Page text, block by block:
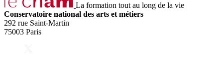
La formation tout au long de la vie
Conservatoire national des arts et métiers
292 rue Saint-Martin
75003 Paris